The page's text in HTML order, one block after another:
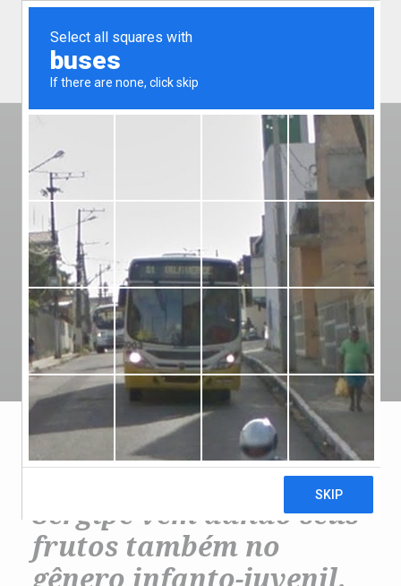
A LITERATURA
INFANTOJUVENIL
MARCA PRESENÇA
EM SERGIPE
O rico solo literário de
Sergipe vem dando seus
frutos também no
gênero infanto-juvenil.